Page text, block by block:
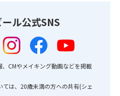
ル公式SNS
CMやメイキング動画などを掲載
は、20歳未満の方への共有(シェ